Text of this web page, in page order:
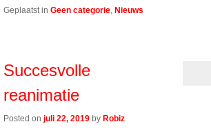
Geplaatst in Geen categorie, Nieuws
Succesvolle
reanimatie
Posted onjuli 22, 2019 by Robiz